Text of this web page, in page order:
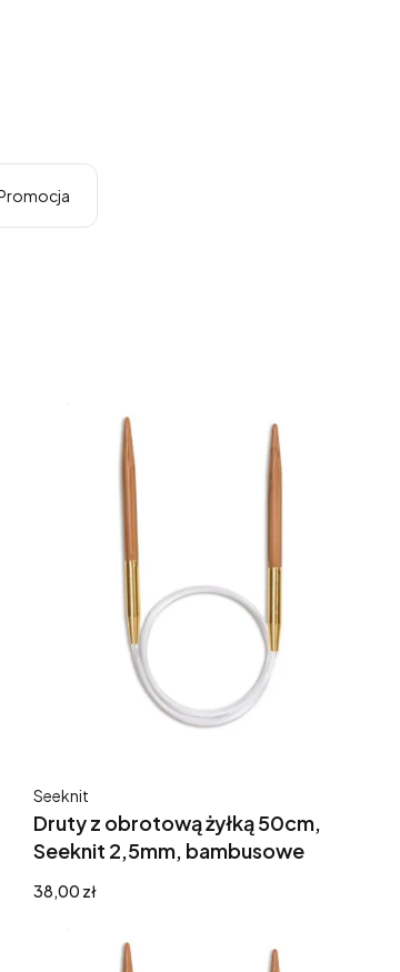
Druty z obrotową żyłką 50cm,
Seeknit 2,5mm, bambusowe
Producent
Seeknit
Cena
38,00 zł